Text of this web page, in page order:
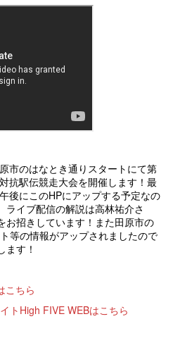
市のはなとき通りスタートにて第
抗駅伝競走大会を開催します！最
後にこのHPにアップする予定なの
ライブ配信の解説は高林祐介さ
お招きしています！また田原市の
等の情報がアップされましたので
ます！
こちら
トHigh FIVE WEBはこちら